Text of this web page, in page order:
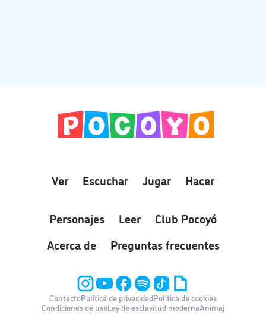
Ver Escuchar Jugar Hacer
Personajes Leer
Club Pocoyó
Acerca de
Preguntas frecuentes
ContactoPolítica de privacidadPolítica de cookies
Condiciones de usoLey de esclavitud modernaAnimaj